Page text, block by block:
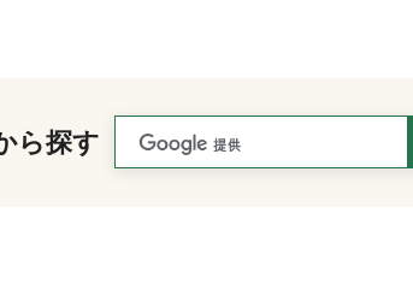
ら探す